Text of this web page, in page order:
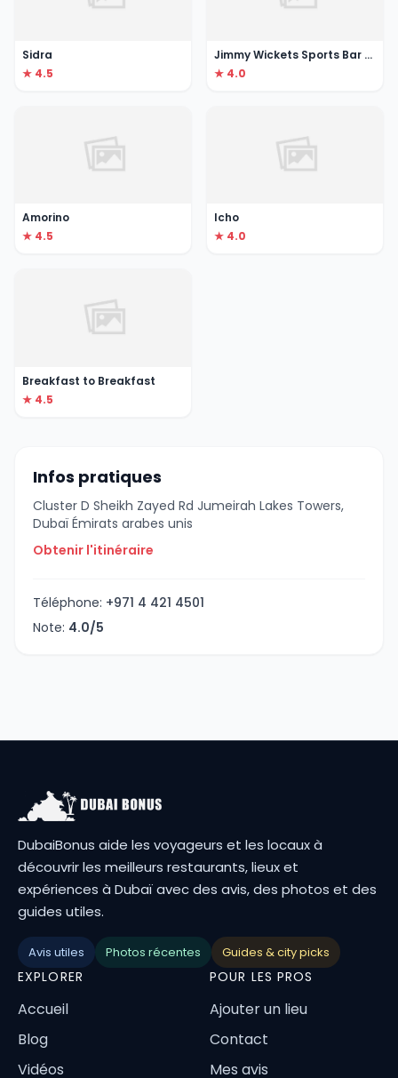
Sidra
★ 4.5
Jimmy Wickets Sports Bar & Lounge
★ 4.0
Amorino
★ 4.5
Icho
★ 4.0
Breakfast to Breakfast
★ 4.5
Infos pratiques
Cluster D Sheikh Zayed Rd Jumeirah Lakes Towers,
Dubaï Émirats arabes unis
Obtenir l'itinéraire
Téléphone: +971 4 421 4501
Note: 4.0/5
DubaiBonus aide les voyageurs et les locaux à
découvrir les meilleurs restaurants, lieux et
expériences à Dubaï avec des avis, des photos et des
guides utiles.
Avis utiles Photos récentes Guides & city picks
EXPLORER
Accueil
Blog
Vidéos
POUR LES PROS
Ajouter un lieu
Contact
Mes avis